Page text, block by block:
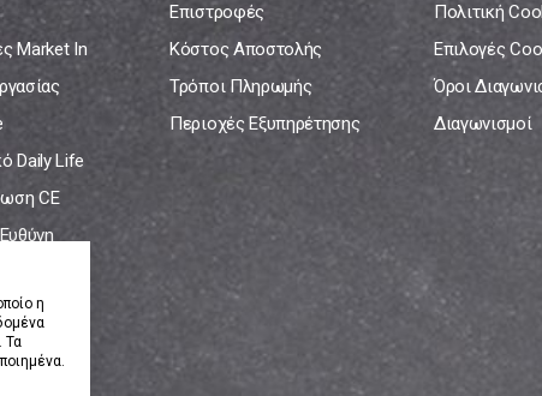
Market In
Daily Life
CE
Επιστροφές
Κόστος Αποστολής
Τρόποι Πληρωμής
Περιοχές Εξυπηρέτησης
Πολιτική
Επιλογές
Όροι
Διαγωνισμοί
η
Τα